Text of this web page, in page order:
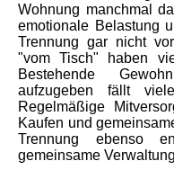
Wohnung manchmal
emotionale Belastung
Trennung gar nicht
"vom Tisch" haben
Bestehende
aufzugeben fällt
Regelmäßige
Kaufen und
Trennung ebenso
gemeinsame